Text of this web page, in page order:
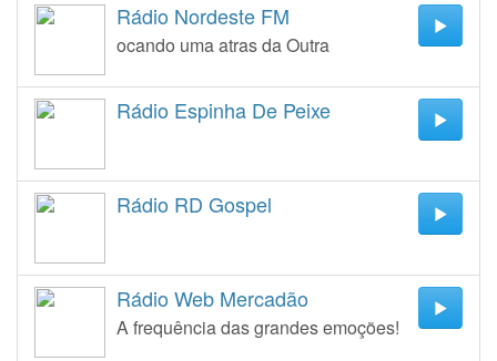
Rádio Nordeste FM
ocando uma atras da Outra
Rádio Espinha De Peixe
Rádio RD Gospel
Rádio Web Mercadão
A frequência das grandes emoções!